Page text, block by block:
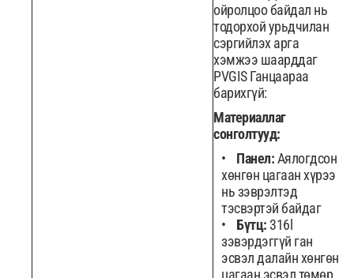
ойролцоо байдал нь
тодорхой урьдчилан
сэргийлэх арга
хэмжээ шаарддаг
PVGIS Ганцаараа
барихгүй:
Материаллаг
сонголтууд:
Панел:Аялогдсон
хөнгөн цагаан хүрээ
нь зэврэлтэд
тэсвэртэй байдаг
Бүтц: 316l
зэвэрдэггүй ган
эсвэл далайн хөнгөн
цагаан эсвэл төмөр,